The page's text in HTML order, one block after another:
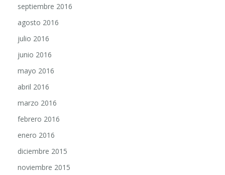
agosto 2016
julio 2016
junio 2016
mayo 2016
abril 2016
marzo 2016
febrero 2016
enero 2016
diciembre 2015
noviembre 2015
octubre 2015